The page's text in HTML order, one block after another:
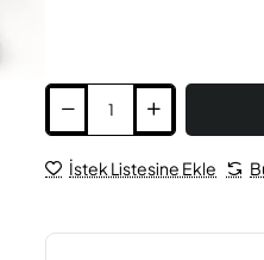
İstek Listesine Ekle